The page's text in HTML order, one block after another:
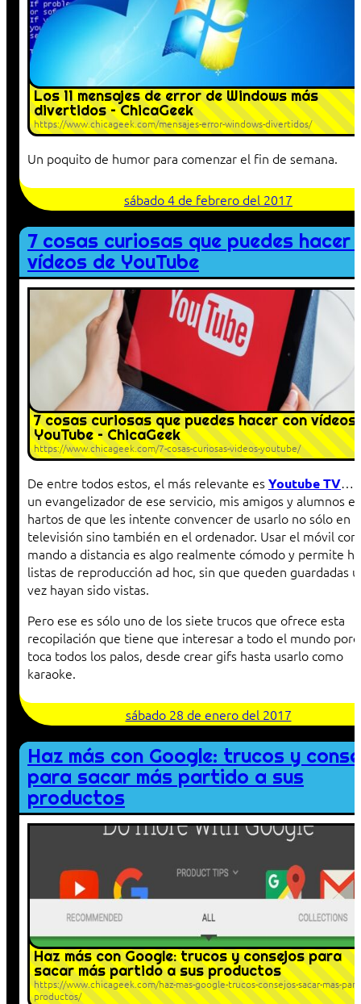
Los 11 mensajes de error de Windows más
divertidos – ChicaGeek
https://www.chicageek.com/mensajes-error-windows-divertidos/
Un poquito de humor para comenzar el fin de semana.
sábado 4 de febrero del 2017
7 cosas curiosas que puedes hacer
vídeos de YouTube
7 cosas curiosas que puedes hacer con vídeos
YouTube – ChicaGeek
https://www.chicageek.com/7-cosas-curiosas-videos-youtube/
De entre todos estos, el más relevante esYoutube TV…
un evangelizador de ese servicio, mis amigos y alumnos
hartos de que les intente convencer de usarlo no sólo en
televisión sino también en el ordenador. Usar el móvil
mando a distancia es algo realmente cómodo y permite
listas de reproducción ad hoc, sin que queden guardadas
vez hayan sido vistas.
Pero ese es sólo uno de los siete trucos que ofrece esta
recopilación que tiene que interesar a todo el mundo
toca todos los palos, desde crear gifs hasta usarlo como
karaoke.
sábado 28 de enero del 2017
Haz más con Google: trucos y
para sacar más partido a sus
productos
Haz más con Google: trucos y consejos para
sacar más partido a sus productos
https://www.chicageek.com/haz-mas-google-trucos-consejos-sacar-mas-
productos/